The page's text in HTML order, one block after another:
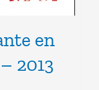
en
2013